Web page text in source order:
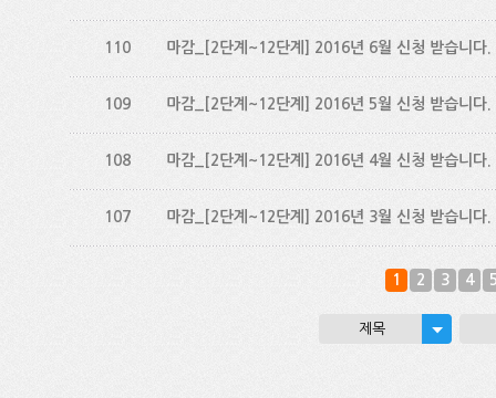
110 마감_[2단계~12단계] 2016년 6월 신청 받습니다.
109 마감_[2단계~12단계] 2016년 5월 신청 받습니다.
108 마감_[2단계~12단계] 2016년 4월 신청 받습니다.
107 마감_[2단계~12단계] 2016년 3월 신청 받습니다.
1 2 3 4
제목